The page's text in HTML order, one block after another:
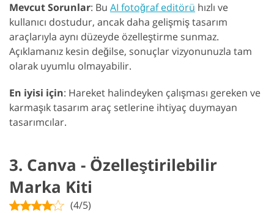
Mevcut Sorunlar: Bu AI fotoğraf editörü hızlı ve
kullanıcı dostudur, ancak daha gelişmiş tasarım
araçlarıyla aynı düzeyde özelleştirme sunmaz.
Açıklamanız kesin değilse, sonuçlar vizyonunuzla tam
olarak uyumlu olmayabilir.
En iyisi için: Hareket halindeyken çalışması gereken ve
karmaşık tasarım araç setlerine ihtiyaç duymayan
tasarımcılar.
3. Canva - Özelleştirilebilir
Marka Kiti
(4/5)